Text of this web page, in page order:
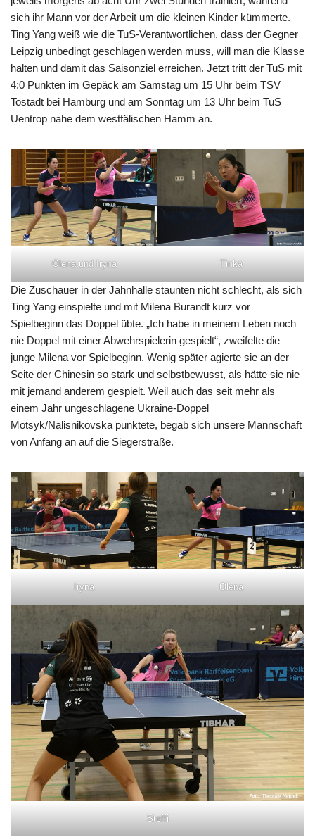
sich ihr Mann vor der Arbeit um die kleinen Kinder kümmerte.
Ting Yang weiß wie die TuS-Verantwortlichen, dass der Gegner
Leipzig unbedingt geschlagen werden muss, will man die Klasse
halten und damit das Saisonziel erreichen. Jetzt tritt der TuS mit
4:0 Punkten im Gepäck am Samstag um 15 Uhr beim TSV
Tostadt bei Hamburg und am Sonntag um 13 Uhr beim TuS
Uentrop nahe dem westfälischen Hamm an.
Olena und Iryna Tinka
Die Zuschauer in der Jahnhalle staunten nicht schlecht, als sich
Ting Yang einspielte und mit Milena Burandt kurz vor
Spielbeginn das Doppel übte. „Ich habe in meinem Leben noch
nie Doppel mit einer Abwehrspielerin gespielt“, zweifelte die
junge Milena vor Spielbeginn. Wenig später agierte sie an der
Seite der Chinesin so stark und selbstbewusst, als hätte sie nie
mit jemand anderem gespielt. Weil auch das seit mehr als
einem Jahr ungeschlagene Ukraine-Doppel
Motsyk/Nalisnikovska punktete, begab sich unsere Mannschaft
von Anfang an auf die Siegerstraße.
Iryna Olena
Steffi